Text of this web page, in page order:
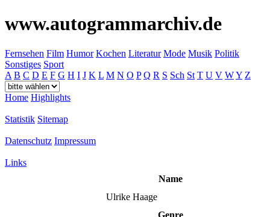
www.autogrammarchiv.de
Fernsehen Film Humor Kochen Literatur Mode Musik Politik
Sonstiges Sport
A B C D E F G H I J K L M N O P Q R S Sch St T U V WY Z
Home Highlights
Statistik Sitemap
Datenschutz Impressum
Links
Name
Ulrike Haage
Genre